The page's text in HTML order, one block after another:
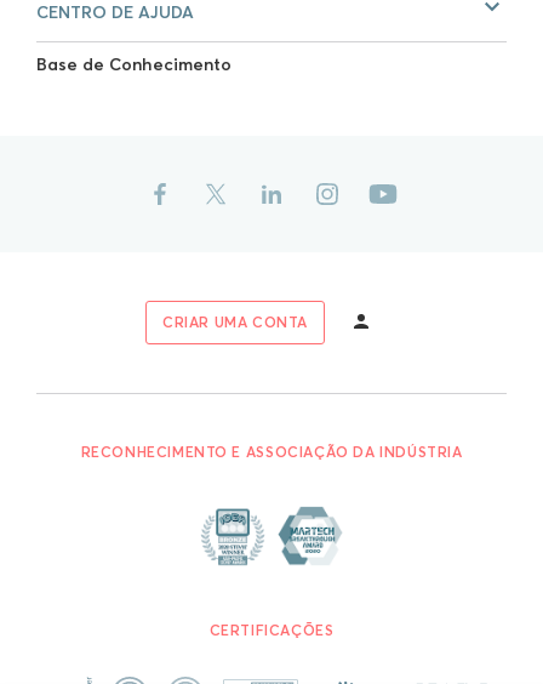
CENTRO DE AJUDA
Base de Conhecimento
CRIAR UMA CONTA
RECONHECIMENTO E ASSOCIAÇÃO DA INDÚSTRIA
CERTIFICAÇÕES